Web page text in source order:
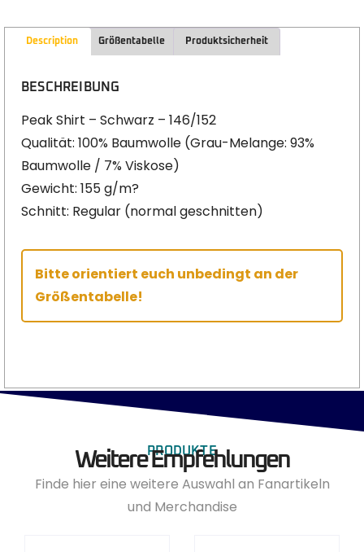
Description Größentabelle Produktsicherheit
BESCHREIBUNG
Peak Shirt – Schwarz – 146/152
Qualität: 100% Baumwolle (Grau-Melange: 93%
Baumwolle / 7% Viskose)
Gewicht: 155 g/m?
Schnitt: Regular (normal geschnitten)
Bitte orientiert euch unbedingt an der
Größentabelle!
PRODUKTE
Weitere Empfehlungen
Finde hier eine weitere Auswahl an Fanartikeln
und Merchandise